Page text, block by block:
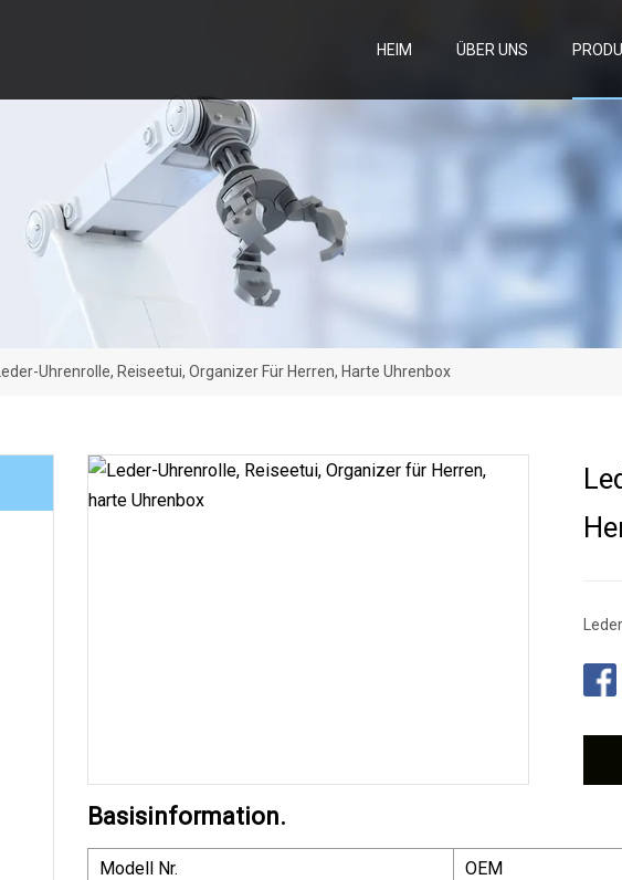
HEIM ÜBER UNS
Leder-Uhrenrolle, Reiseetui, Organizer Für Herren, Harte Uhrenbox
Basisinformation.
Modell Nr.
OEM